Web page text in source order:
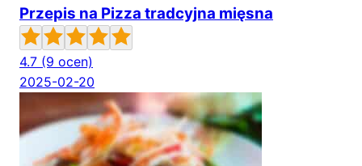
Przepis na Pizza tradcyjna mięsna
4.7 (9 ocen)
2025-02-20